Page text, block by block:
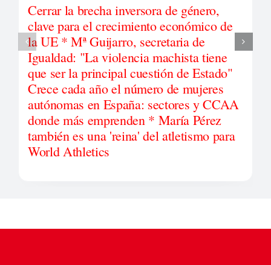
Cerrar la brecha inversora de género,
clave para el crecimiento económico de
la UE * Mª Guijarro, secretaria de
Igualdad: "La violencia machista tiene
que ser la principal cuestión de Estado"
Crece cada año el número de mujeres
autónomas en España: sectores y CCAA
donde más emprenden * María Pérez
también es una 'reina' del atletismo para
World Athletics